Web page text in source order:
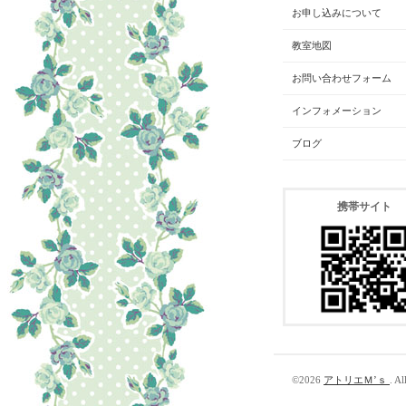
お申し込みについて
教室地図
お問い合わせフォーム
インフォメーション
ブログ
携帯サイト
©2026 アトリエＭ’ｓ .